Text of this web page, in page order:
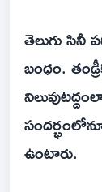
తెలుగు సినీ
బంధం.
ఉంటారు.